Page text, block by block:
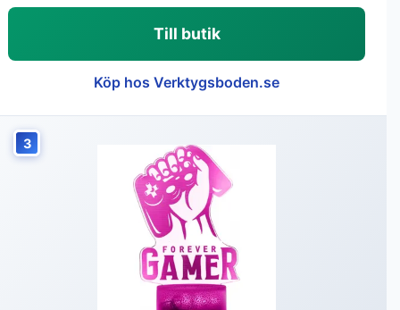
Till butik
Köp hos Verktygsboden.se
3